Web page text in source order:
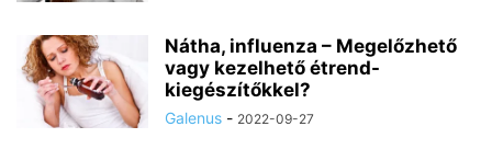
Nátha, influenza – Megelőzhető
vagy kezelhető étrend-
kiegészítőkkel?
Galenus - 2022-09-27